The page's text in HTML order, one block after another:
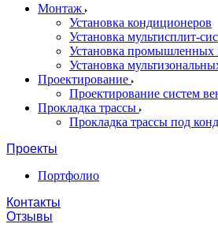
Монтаж
Установка кондиционеров
Установка мультисплит-
Установка промышленных
Установка
Проектирование
Проектирование систем
Прокладка трассы
Прокладка трассы под
Проекты
Портфолио
Контакты
Отзывы